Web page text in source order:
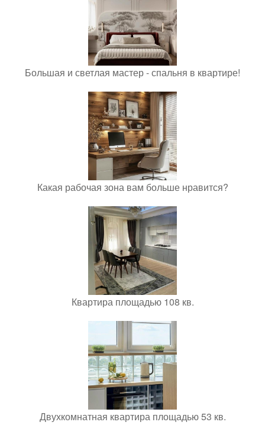
Большая и светлая мастер - спальня в квартире!
Какая рабочая зона вам больше нравится?
Квартира площадью 108 кв.
Двухкомнатная квартира площадью 53 кв.